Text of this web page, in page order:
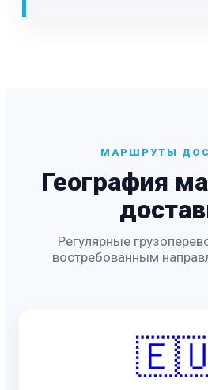
МАРШРУТЫ
География
Регулярные
востребованным